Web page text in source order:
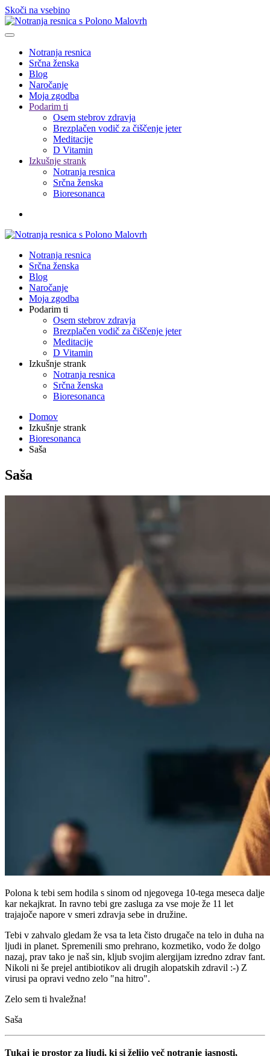
Skoči na vsebino
Notranja resnica
Srčna ženska
Blog
Naročanje
Moja zgodba
Podarim ti
Osem stebrov zdravja
Brezplačen vodič za čiščenje jeter
Meditacije
D Vitamin
Izkušnje strank
Notranja resnica
Srčna ženska
Bioresonanca
Notranja resnica
Srčna ženska
Blog
Naročanje
Moja zgodba
Podarim ti
Osem stebrov zdravja
Brezplačen vodič za čiščenje jeter
Meditacije
D Vitamin
Izkušnje strank
Notranja resnica
Srčna ženska
Bioresonanca
Domov
Izkušnje strank
Bioresonanca
Saša
Saša
Polona k tebi sem hodila s sinom od njegovega 10-tega meseca dalje
kar nekajkrat. In ravno tebi gre zasluga za vse moje že 11 let
trajajoče napore v smeri zdravja sebe in družine.
Tebi v zahvalo gledam že vsa ta leta čisto drugače na telo in duha na
ljudi in planet. Spremenili smo prehrano, kozmetiko, vodo že dolgo
nazaj, prav tako je naš sin, kljub svojim alergijam izredno zdrav fant.
Nikoli ni še prejel antibiotikov ali drugih alopatskih zdravil :-) Z
virusi pa opravi vedno zelo "na hitro".
Zelo sem ti hvaležna!
Saša
Tukaj je prostor za ljudi, ki si želijo več notranje jasnosti,